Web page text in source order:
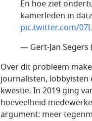
En hoe ziet
kamerleden in
pic.twitter.com/
— Gert-Jan Segers
Over dit probleem
journalisten, lobbyisten
kwestie. In 2019 ging
hoeveelheid
argument: meer